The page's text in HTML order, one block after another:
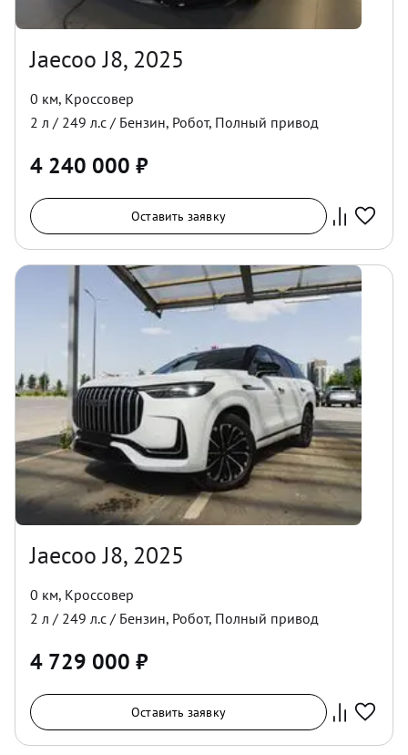
Jaecoo J8, 2025
0 км, Кроссовер
2 л / 249 л.с / Бензин, Робот, Полный привод
4 240 000 ₽
Оставить заявку
Jaecoo J8, 2025
0 км, Кроссовер
2 л / 249 л.с / Бензин, Робот, Полный привод
4 729 000 ₽
Оставить заявку